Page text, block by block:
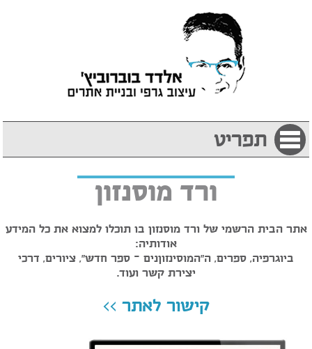
תפריט
ורד מוסנזון
אתר הבית הרשמי של ורד מוסנזון בו תוכלו למצוא את כל המידע
אודותיה:
ביוגרפיה, ספרים, ה"המוסינזוןנים - ספר חדש", ציורים, דרכי
יצירת קשר ועוד.
קישור לאתר >>